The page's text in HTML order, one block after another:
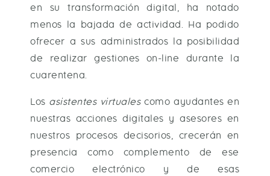
en su transformación digital, ha notado
menos la bajada de actividad. Ha podido
ofrecer a sus administrados la posibilidad
de realizar gestiones on-line durante la
cuarentena.
Los asistentes virtualescomo ayudantes en
nuestras acciones digitales y asesores en
nuestros procesos decisorios, crecerán en
presencia como complemento de ese
comercio electrónico y de esas